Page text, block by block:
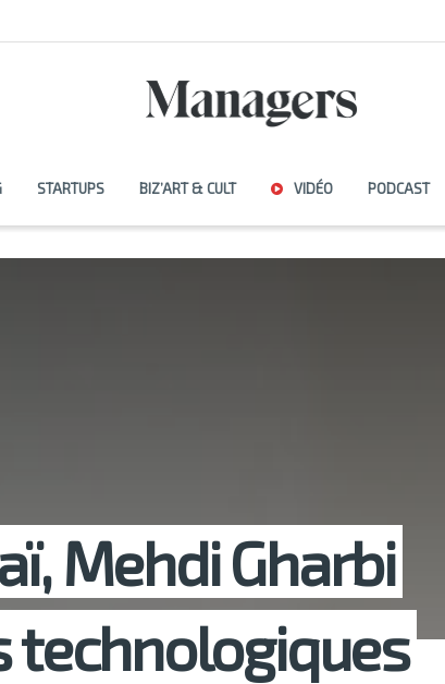
STARTUPS BIZ’ART & CULT VIDÉO PODCAST
Mehdi Gharbi
technologiques